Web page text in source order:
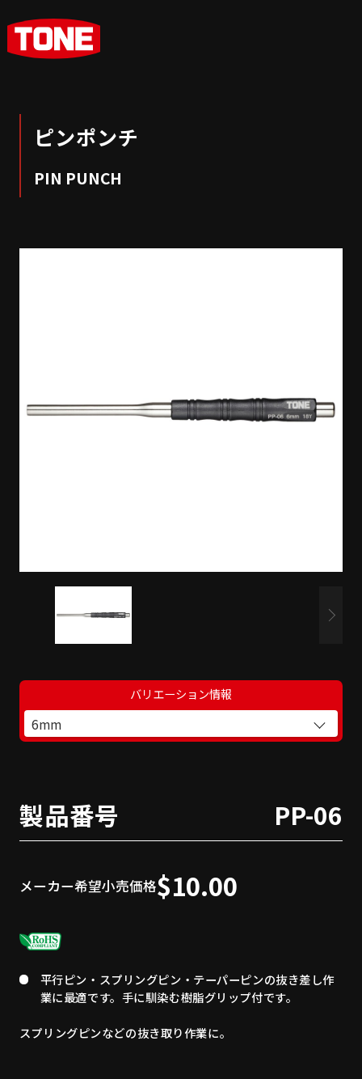
ピンポンチ
PIN PUNCH
バリエーション情報
6mm
製品番号 PP-06
メーカー希望小売価格$10.00
平行ピン・スプリングピン・テーパーピンの抜き差し作
業に最適です。手に馴染む樹脂グリップ付です。
スプリングピンなどの抜き取り作業に。